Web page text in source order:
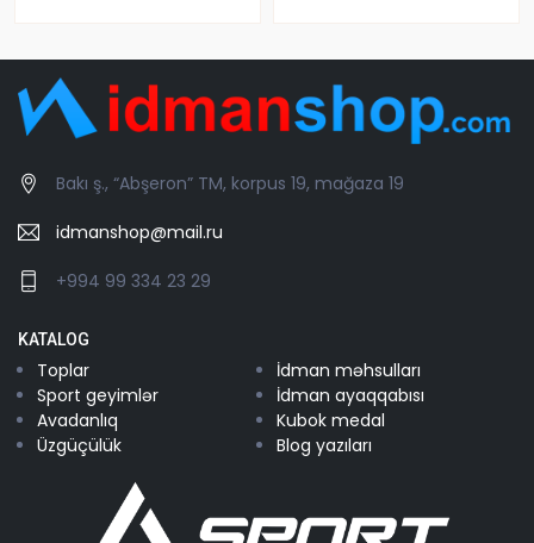
Bakı ş., “Abşeron” TM, korpus 19, mağaza 19
idmanshop@mail.ru
+994 99 334 23 29
KATALOG
Toplar
İdman məhsulları
Sport geyimlər
İdman ayaqqabısı
Avadanlıq
Kubok medal
Üzgüçülük
Blog yazıları